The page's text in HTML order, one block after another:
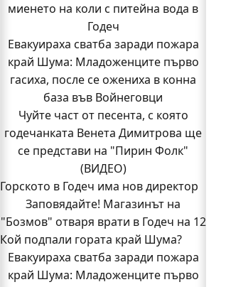
миенето на коли с питейна вода в
Годеч
Евакуираха сватба заради пожара
край Шума: Младоженците първо
гасиха, после се ожениха в конна
база във Войнеговци
Чуйте част от песента, с която
годечанката Венета Димитрова ще
се представи на "Пирин Фолк"
(ВИДЕО)
Горското в Годеч има нов директор
Заповядайте! Магазинът на
"Бозмов" отваря врати в Годеч на 12
август
Бивш шеф на полицията в Годеч
оглави ОДМВР-Видин
Кой подпали гората край Шума?
Евакуираха сватба заради пожара
край Шума: Младоженците първо